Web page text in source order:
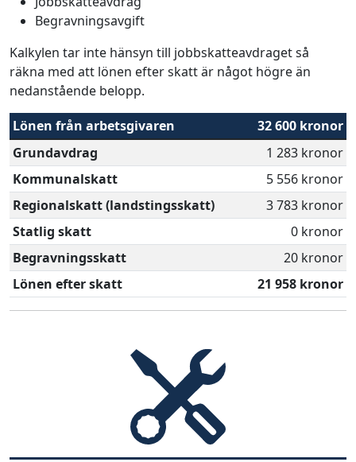
Begravningsavgift
Kalkylen tar inte hänsyn till jobbskatteavdraget så
räkna med att lönen efter skatt är något högre än
nedanstående belopp.
Lönen från arbetsgivaren
32 600 kronor
Grundavdrag
1 283 kronor
Kommunalskatt
5 556 kronor
Regionalskatt (landstingsskatt)
3 783 kronor
Statlig skatt
0 kronor
Begravningsskatt
20 kronor
Lönen efter skatt
21 958 kronor